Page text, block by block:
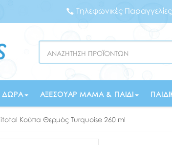
Τηλεφωνικές
ΔΏΡΑ ΑΞΕΣΟΥΆΡ ΜΑΜΆ & ΠΑΙΔΊ
itotal Κούπα Θερμός Turquoise 260 ml